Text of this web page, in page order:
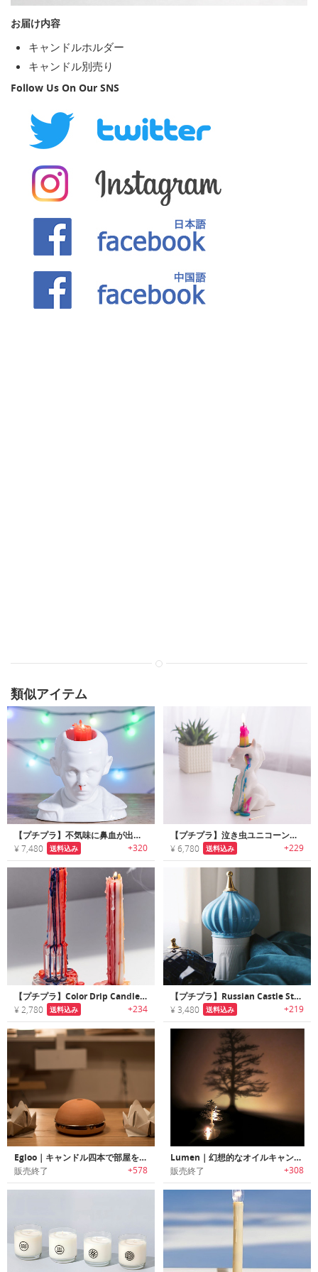
お届け内容
キャンドルホルダー
キャンドル別売り
Follow Us On Our SNS
類似アイテム
【プチプラ】不気味に鼻血が出るキャンドルホルダー
¥ 7,480 送料込み +320
【プチプラ】泣き虫ユニコーンキャンドル
¥ 6,780 送料込み +229
【プチプラ】Color Drip Candlestick Set｜溶けると鮮やかカラーに変化するキャンドルスティック
¥ 2,780 送料込み +234
【プチプラ】Russian Castle Storage Jar｜デコレーションに最適なロシアの宮殿モチーフセラミックジャー
¥ 3,480 送料込み +219
Egloo｜キャンドル四本で部屋を温める暖房ツール イグルー
販売終了 +578
Lumen｜幻想的なオイルキャンドルのシャドウプロジェクター
販売終了 +308